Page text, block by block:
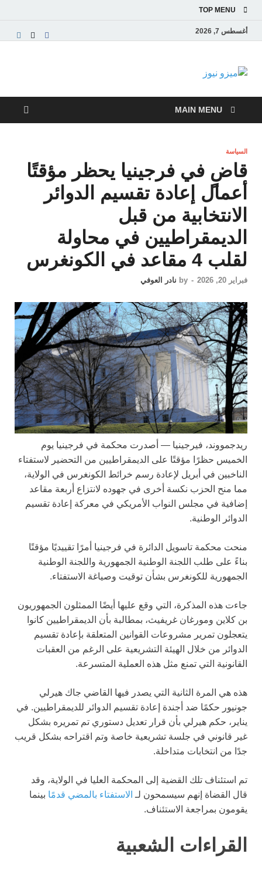
TOP MENU
أغسطس 7, 2026
ميزو نيوز
والاقتصادية
MAIN MENU
السياسة
قاضٍ في فرجينيا يحظر مؤقتًا
أعمال إعادة تقسيم الدوائر
الانتخابية من قبل
الديمقراطيين في محاولة
لقلب 4 مقاعد في الكونغرس
فبراير 20, 2026 -
by نادر العوفي
ريدجمووند، فيرجينيا — أصدرت محكمة في فرجينيا يوم
الخميس حظرًا مؤقتًا على الديمقراطيين من التحضير لاستفتاء
الناخبين في أبريل لإعادة رسم خرائط الكونغرس في الولاية،
مما منح الحزب نكسة أخرى في جهوده لانتزاع أربعة مقاعد
إضافية في مجلس النواب الأمريكي في معركة إعادة تقسيم
الدوائر الوطنية.
منحت محكمة تاسويل الدائرة في فرجينيا أمرًا تقييديًا مؤقتًا
بناءً على طلب اللجنة الوطنية الجمهورية واللجنة الوطنية
الجمهورية للكونغرس بشأن توقيت وصياغة الاستفتاء.
جاءت هذه المذكرة، التي وقع عليها أيضًا الممثلون الجمهوريون
بن كلاين ومورغان غريفيث، بمطالبة بأن الديمقراطيين كانوا
يتعجلون تمرير مشروعات القوانين المتعلقة بإعادة تقسيم
الدوائر من خلال الهيئة التشريعية على الرغم من العقبات
القانونية التي تمنع مثل هذه العملية المتسرعة.
هذه هي المرة الثانية التي يصدر فيها القاضي جاك هيرلي
جونيور حكمًا ضد أجندة إعادة تقسيم الدوائر للديمقراطيين. في
يناير، حكم هيرلي بأن قرار تعديل دستوري تم تمريره بشكل
غير قانوني في جلسة تشريعية خاصة وتم اقتراحه بشكل قريب
جدًا من انتخابات متداخلة.
تم استئناف تلك القضية إلى المحكمة العليا في الولاية، وقد
قال القضاة إنهم سيسمحون لـ الاستفتاء بالمضي قدمًا بينما
يقومون بمراجعة الاستئناف.
القراءات الشعبية